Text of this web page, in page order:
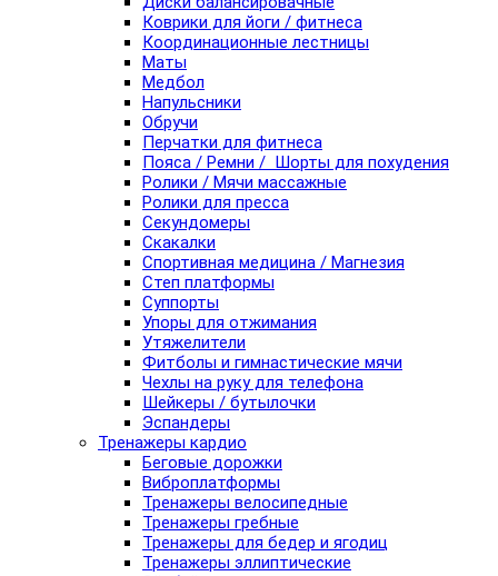
Коврики для йоги / фитнеса
Координационные лестницы
Маты
Медбол
Напульсники
Обручи
Перчатки для фитнеса
Пояса / Ремни / Шорты для похудения
Ролики / Мячи массажные
Ролики для пресса
Секундомеры
Скакалки
Спортивная медицина / Магнезия
Степ платформы
Суппорты
Упоры для отжимания
Утяжелители
Фитболы и гимнастические мячи
Чехлы на руку для телефона
Шейкеры / бутылочки
Эспандеры
Тренажеры кардио
Беговые дорожки
Виброплатформы
Тренажеры велосипедные
Тренажеры гребные
Тренажеры для бедер и ягодиц
Тренажеры эллиптические